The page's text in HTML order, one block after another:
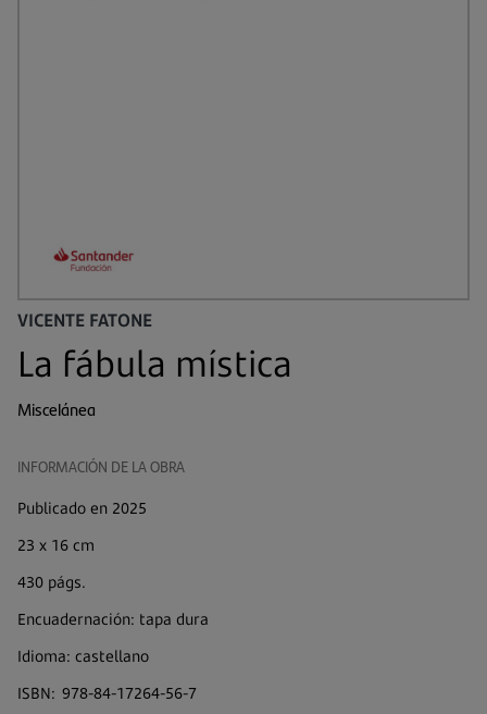
VICENTE FATONE
La fábula mística
Miscelánea
INFORMACIÓN DE LA OBRA
Publicado en 2025
23 x 16 cm
430 págs.
Encuadernación: tapa dura
Idioma: castellano
ISBN: 978-84-17264-56-7